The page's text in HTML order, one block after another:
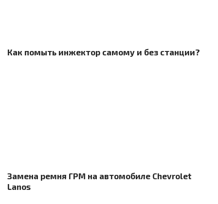
Как помыть инжектор самому и без станции?
Замена ремня ГРМ на автомобиле Chevrolet
Lanos